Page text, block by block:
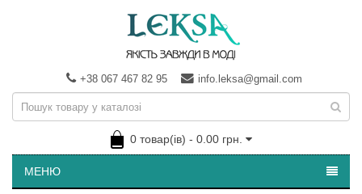
+38 067 467 82 95 info.leksa@gmail.com
0 товар(ів) - 0.00 грн.
МЕНЮ